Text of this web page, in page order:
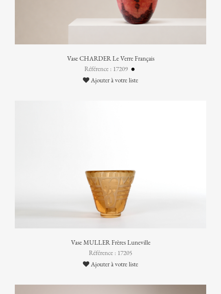
Vase CHARDER Le Verre Français
Référence : 17209
Ajouter à votre liste
Vase MULLER Frères Luneville
Référence : 17205
Ajouter à votre liste